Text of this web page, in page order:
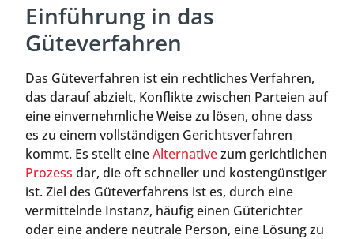
Einführung in das
Güteverfahren
Das Güteverfahren ist ein rechtliches Verfahren,
das darauf abzielt, Konflikte zwischen Parteien auf
eine einvernehmliche Weise zu lösen, ohne dass
es zu einem vollständigen Gerichtsverfahren
kommt. Es stellt eineAlternativezum gerichtlichen
Prozess dar, die oft schneller und kostengünstiger
ist. Ziel des Güteverfahrens ist es, durch eine
vermittelnde Instanz, häufig einen Güterichter
oder eine andere neutrale Person, eine Lösung zu